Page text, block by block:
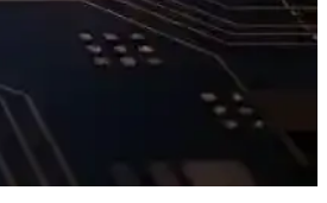
kazanıyor.
kullanım senaryoları